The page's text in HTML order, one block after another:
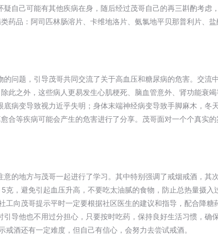
自己可能有其他疾病在身，随后经过茂哥自己的再三斟酌考虑
药品：阿司匹林肠溶片、卡维地洛片、氨氯地平贝那普利片、
问题，引导茂哥共同交流了关于高血压和糖尿病的危害。交流
此之外，这些病人更易发生心肌梗死、脑血管意外、肾功能衰
病变导致视力近乎失明；身体末端神经病变导致手脚麻木，冬
合等疾病可能会产生的危害进行了分享。茂哥面对一个个真实
的地方与茂哥一起进行了学习。其中特别强调了戒烟戒酒，其
，避免引起血压升高，不要吃太油腻的食物，防止总热量摄
向茂哥提示平时一定要根据社区医生的建议和指导，配合降糖
导他也不用过分担心，只要按时吃药，保持良好生活习惯，确
酒还有一定难度，但自己有信心，会努力去尝试戒酒。